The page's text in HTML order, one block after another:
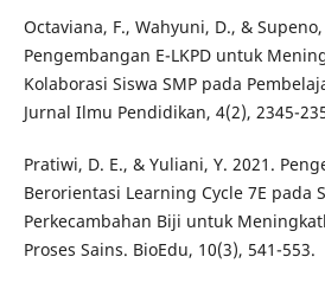
Octaviana, F., Wahyuni, D., & Supeno,
Pengembangan E-LKPD untuk
Kolaborasi Siswa SMP pada
Jurnal Ilmu Pendidikan, 4(2), 2345-
Pratiwi, D. E., & Yuliani, Y. 2021.
Berorientasi Learning Cycle 7E pada
Perkecambahan Biji untuk
Proses Sains. BioEdu, 10(3), 541-553.